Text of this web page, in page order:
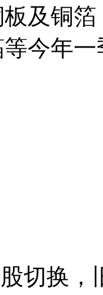
板及铜
今年
切换，